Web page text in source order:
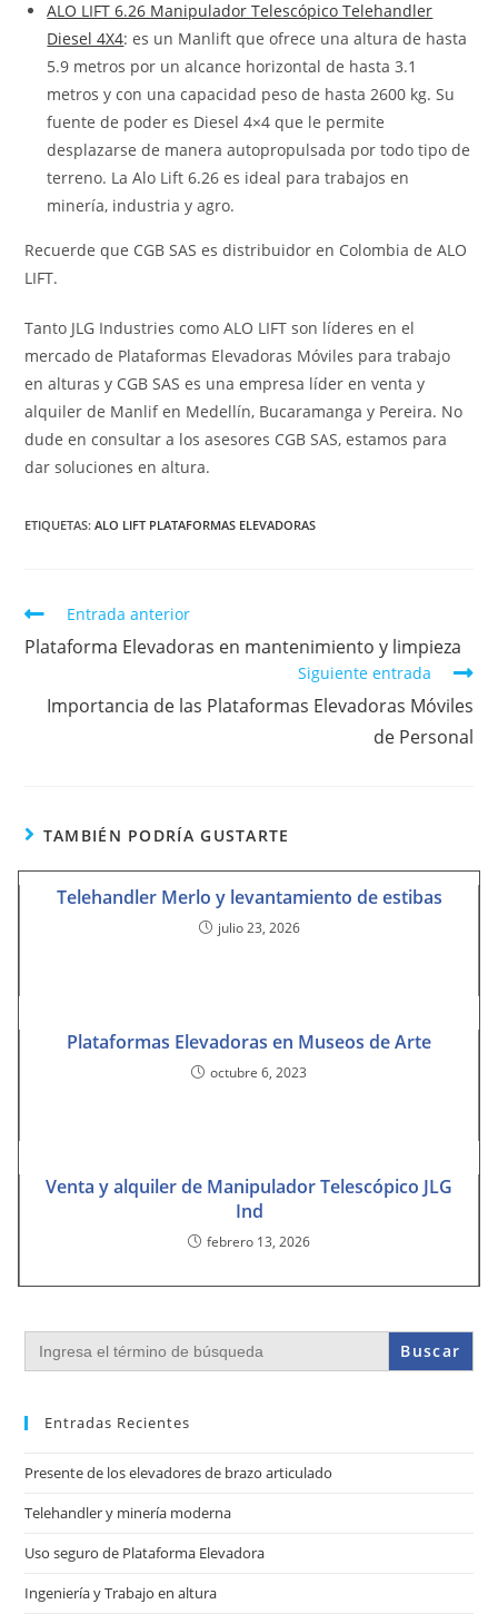
ALO LIFT 6.26 Manipulador Telescópico Telehandler
Diesel 4X4: es un Manlift que ofrece una altura de hasta
5.9 metros por un alcance horizontal de hasta 3.1
metros y con una capacidad peso de hasta 2600 kg. Su
fuente de poder es Diesel 4×4 que le permite
desplazarse de manera autopropulsada por todo tipo de
terreno. La Alo Lift 6.26 es ideal para trabajos en
minería, industria y agro.
Recuerde que CGB SAS es distribuidor en Colombia de ALO
LIFT.
Tanto JLG Industries como ALO LIFT son líderes en el
mercado de Plataformas Elevadoras Móviles para trabajo
en alturas y CGB SAS es una empresa líder en venta y
alquiler de Manlif en Medellín, Bucaramanga y Pereira. No
dude en consultar a los asesores CGB SAS, estamos para
dar soluciones en altura.
ETIQUETAS:ALO LIFT PLATAFORMAS ELEVADORAS
Entrada anterior
Plataforma Elevadoras en mantenimiento y limpieza
Siguiente entrada
Importancia de las Plataformas Elevadoras Móviles
de Personal
TAMBIÉN PODRÍA GUSTARTE
Telehandler Merlo y levantamiento de estibas
julio 23, 2026
Plataformas Elevadoras en Museos de Arte
octubre 6, 2023
Venta y alquiler de Manipulador Telescópico JLG
Ind
febrero 13, 2026
Buscar:
Entradas Recientes
Presente de los elevadores de brazo articulado
Telehandler y minería moderna
Uso seguro de Plataforma Elevadora
Ingeniería y Trabajo en altura